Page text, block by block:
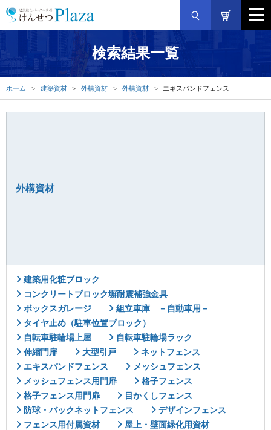
検索結果一覧
ホーム 建築資材 外構資材 外構資材 エキスパンドフェンス
外構資材
建築用化粧ブロック
コンクリートブロック塀耐震補強金具
ボックスガレージ
組立車庫 －自動車用－
タイヤ止め（駐車位置ブロック）
自転車駐輪場上屋
自転車駐輪場ラック
伸縮門扉
大型引戸
ネットフェンス
エキスパンドフェンス
メッシュフェンス
メッシュフェンス用門扉
格子フェンス
格子フェンス用門扉
目かくしフェンス
防球・バックネットフェンス
デザインフェンス
フェンス用付属資材
屋上・壁面緑化用資材